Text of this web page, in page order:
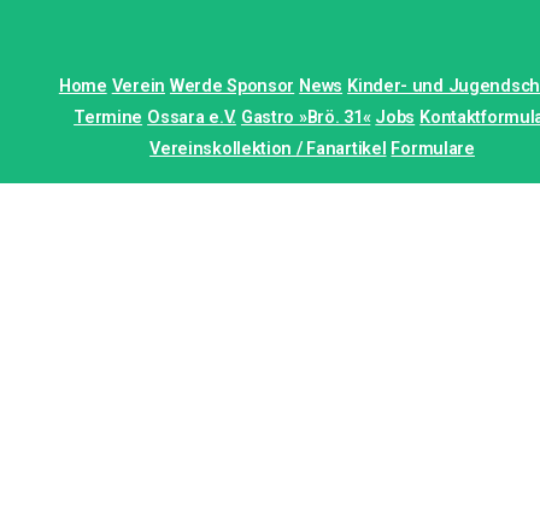
Home Verein Werde Sponsor News Kinder- und
Termine Ossara e.V. Gastro »Brö. 31« Jobs
Vereinskollektion / Fanartikel Formulare